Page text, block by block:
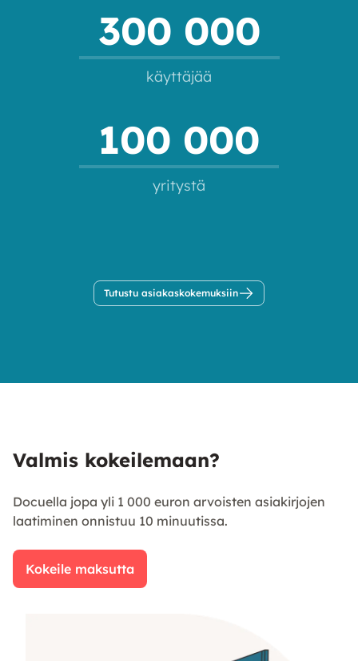
300 000
käyttäjää
100 000
yritystä
Tutustu asiakaskokemuksiin
Valmis kokeilemaan?
Docuella jopa yli 1 000 euron arvoisten asiakirjojen
laatiminen onnistuu 10 minuutissa.
Kokeile maksutta